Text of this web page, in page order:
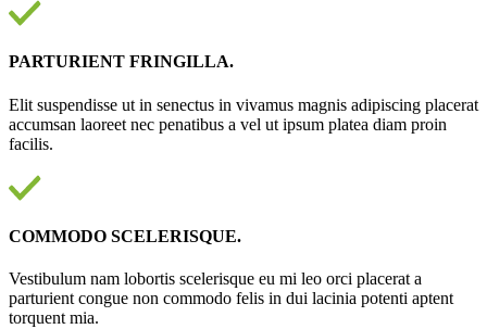
PARTURIENT FRINGILLA.
Elit suspendisse ut in senectus in vivamus magnis adipiscing placerat
accumsan laoreet nec penatibus a vel ut ipsum platea diam proin
facilis.
COMMODO SCELERISQUE.
Vestibulum nam lobortis scelerisque eu mi leo orci placerat a
parturient congue non commodo felis in dui lacinia potenti aptent
torquent mia.